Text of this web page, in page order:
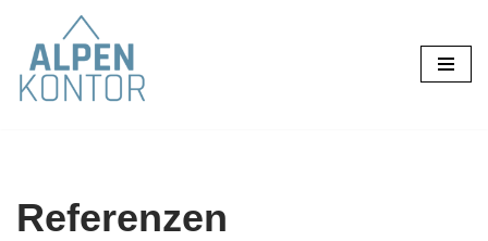
Zum
Inhalt
Referenzen